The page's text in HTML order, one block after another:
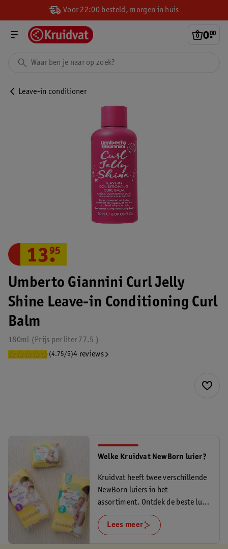
Voor 22:00 besteld, morgen in huis
0.
00
Leave-in conditioner
Umberto Giannini Curl Jelly
Shine Leave-in Conditioning Curl
Balm
180ml 77.5
Prijs per liter
(4.75/5)4 reviews
13.
95
Welke Kruidvat NewBorn luier?
Kruidvat heeft twee verschillende
NewBorn luiers in het
assortiment. Ontdek de beste luier
voor je newborn.
Lees meer